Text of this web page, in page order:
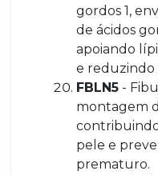
gordos 1,
de ácidos
apoiando
e reduzindo
FBLN5 -
montagem
pele e
prematuro.